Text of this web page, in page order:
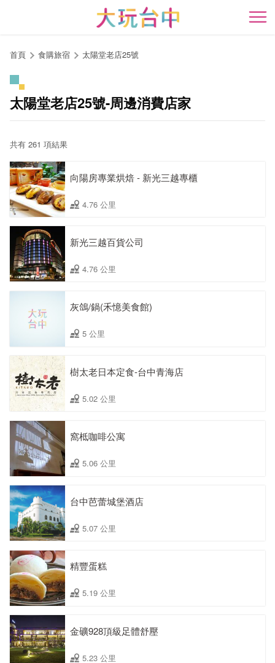
開
首頁 食購旅宿 太陽堂老店25號
太陽堂老店25號-周邊消費店家
共有 261 項結果
向陽房專業烘焙 - 新光三越專櫃
4.76 公里
新光三越百貨公司
4.76 公里
灰鴿/鍋(禾憶美食館)
5 公里
樹太老日本定食-台中青海店
5.02 公里
窩柢咖啡公寓
5.06 公里
台中芭蕾城堡酒店
5.07 公里
精豐蛋糕
5.19 公里
金礦928頂級足體舒壓
5.23 公里